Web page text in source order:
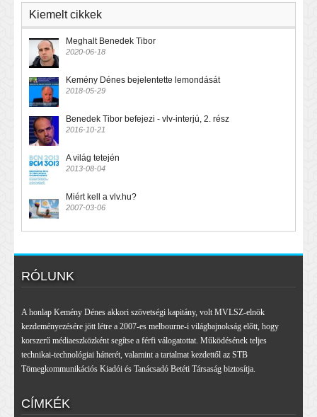
Kiemelt cikkek
Meghalt Benedek Tibor
2020-06-18
Kemény Dénes bejelentette lemondását
2018-05-29
Benedek Tibor befejezi - vlv-interjú, 2. rész
2016-10-21
A világ tetején
2013-08-04
Miért kell a vlv.hu?
2007-03-06
RÓLUNK
A honlap Kemény Dénes akkori szövetségi kapitány, volt MVLSZ-elnök
kezdeményezésére jött létre a 2007-es melbourne-i világbajnokság előtt, hogy
korszerű médiaeszközként segítse a férfi válogatottat. Működésének teljes
technikai-technológiai hátterét, valamint a tartalmat kezdettől az STB
Tömegkommunikációs Kiadói és Tanácsadó Betéti Társaság biztosítja.
CÍMKÉK